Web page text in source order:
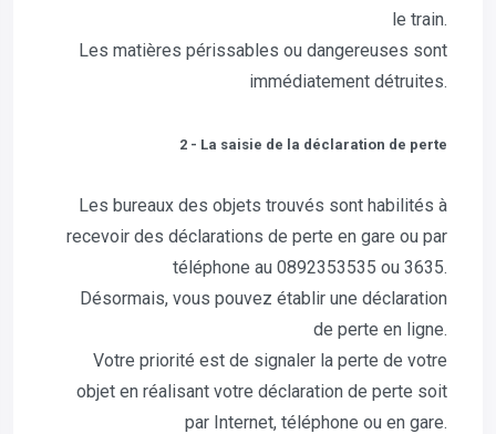
le train.
Les matières périssables ou dangereuses sont
immédiatement détruites.
2 - La saisie de la déclaration de perte
Les bureaux des objets trouvés sont habilités à
recevoir des déclarations de perte en gare ou par
téléphone au 0892353535 ou 3635.
Désormais, vous pouvez établir une déclaration
de perte en ligne.
Votre priorité est de signaler la perte de votre
objet en réalisant votre déclaration de perte soit
par Internet, téléphone ou en gare.